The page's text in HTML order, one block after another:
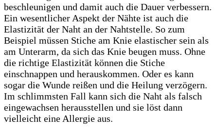
beschleunigen und damit auch die Dauer verbessern.
Ein wesentlicher Aspekt der Nähte ist auch die
Elastizität der Naht an der Nahtstelle. So zum
Beispiel müssen Stiche am Knie elastischer sein als
am Unterarm, da sich das Knie beugen muss. Ohne
die richtige Elastizität können die Stiche
einschnappen und herauskommen. Oder es kann
sogar die Wunde reißen und die Heilung verzögern.
Im schlimmsten Fall kann sich die Naht als falsch
eingewachsen herausstellen und sie löst dann
vielleicht eine Allergie aus.